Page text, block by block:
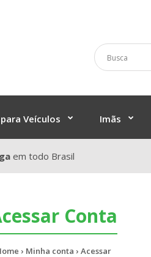
Veículos Imãs
em todo Brasil
Conta
Minha conta Acessar